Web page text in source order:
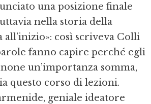
una posizione finale
nella storia della
all’inizio»: così scriveva Colli
fanno capire perché egli
un’importanza somma,
questo corso di lezioni.
geniale ideatore